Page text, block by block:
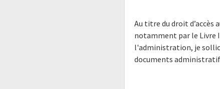
Au titre du droit d’accès
notamment par le Livre
l'administration, je
documents